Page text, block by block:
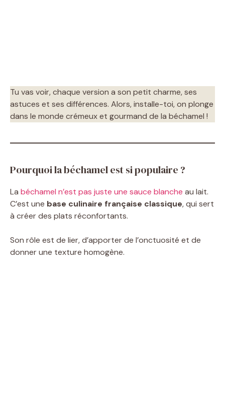
Tu vas voir, chaque version a son petit charme, ses
astuces et ses différences. Alors, installe-toi, on plonge
dans le monde crémeux et gourmand de la béchamel !
Pourquoi la béchamel est si populaire ?
La béchamel n’est pas juste une sauce blanche au lait.
C’est une base culinaire française classique, qui sert
à créer des plats réconfortants.
Son rôle est de lier, d’apporter de l’onctuosité et de
donner une texture homogène.